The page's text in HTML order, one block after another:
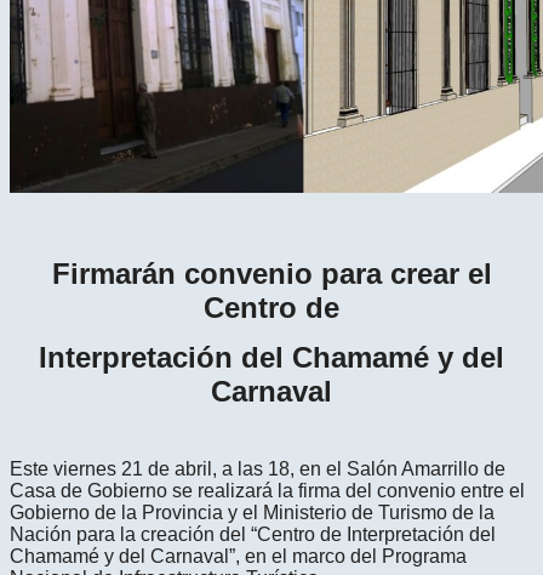
Firmarán convenio para crear el
Centro de
Interpretación del Chamamé y del
Carnaval
Este viernes 21 de abril, a las 18, en el Salón Amarrillo de
Casa de Gobierno se realizará la firma del convenio entre el
Gobierno de la Provincia y el Ministerio de Turismo de la
Nación para la creación del “Centro de Interpretación del
Chamamé y del Carnaval”, en el marco del Programa